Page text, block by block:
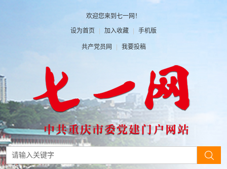
欢迎您来到七一网！
设为首页 | 加入收藏 | 手机版
共产党员网 | 我要投稿